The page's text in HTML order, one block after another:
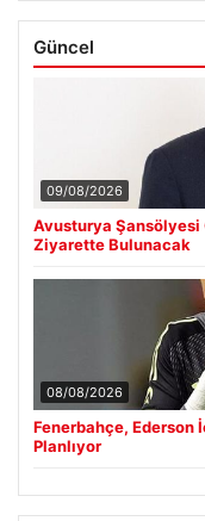
Güncel
09/08/2026
Avusturya Şansölyesi
Ziyarette Bulunacak
08/08/2026
Fenerbahçe, Ederson
Planlıyor